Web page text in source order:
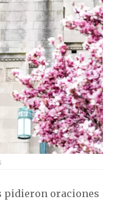
pidieron oraciones